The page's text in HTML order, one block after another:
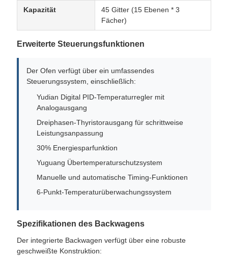
Kapazität
45 Gitter (15 Ebenen * 3
Fächer)
Erweiterte Steuerungsfunktionen
Der Ofen verfügt über ein umfassendes
Steuerungssystem, einschließlich:
Yudian Digital PID-Temperaturregler mit
Analogausgang
Dreiphasen-Thyristorausgang für schrittweise
Leistungsanpassung
30% Energiesparfunktion
Yuguang Übertemperaturschutzsystem
Manuelle und automatische Timing-Funktionen
6-Punkt-Temperaturüberwachungssystem
Spezifikationen des Backwagens
Der integrierte Backwagen verfügt über eine robuste
geschweißte Konstruktion: